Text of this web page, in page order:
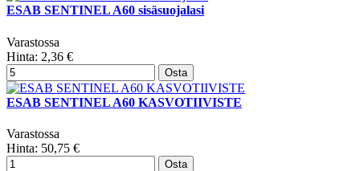
ESAB SENTINEL A60 sisäsuojalasi
Varastossa
Hinta: 2,36 €
Osta
ESAB SENTINEL A60 KASVOTIIVISTE
Varastossa
Hinta: 50,75 €
Osta